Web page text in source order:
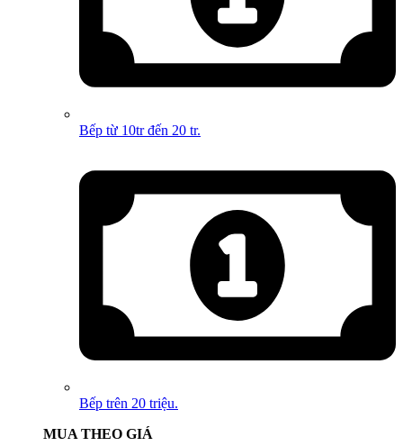
Bếp từ 10tr đến 20 tr.
Bếp trên 20 triệu.
MUA THEO GIÁ